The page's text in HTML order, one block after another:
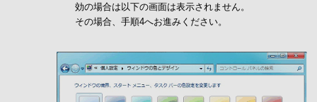
効の場合は以下の画面は表示されません。
その場合、手順4へお進みください。